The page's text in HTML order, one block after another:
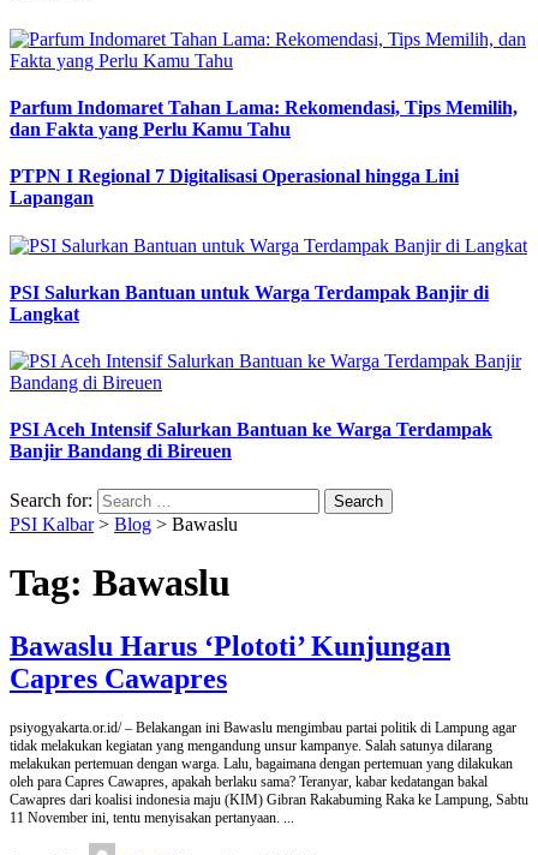
Parfum Indomaret Tahan Lama: Rekomendasi, Tips Memilih,
dan Fakta yang Perlu Kamu Tahu
PTPN I Regional 7 Digitalisasi Operasional hingga Lini
Lapangan
PSI Salurkan Bantuan untuk Warga Terdampak Banjir di
Langkat
PSI Aceh Intensif Salurkan Bantuan ke Warga Terdampak
Banjir Bandang di Bireuen
Search for:
PSI Kalbar> Blog > Bawaslu
Tag: Bawaslu
Bawaslu Harus ‘Plototi’ Kunjungan
Capres Cawapres
psiyogyakarta.or.id/ – Belakangan ini Bawaslu mengimbau partai politik di Lampung agar
tidak melakukan kegiatan yang mengandung unsur kampanye. Salah satunya dilarang
melakukan pertemuan dengan warga. Lalu, bagaimana dengan pertemuan yang dilakukan
oleh para Capres Cawapres, apakah berlaku sama? Teranyar, kabar kedatangan bakal
Cawapres dari koalisi indonesia maju (KIM) Gibran Rakabuming Raka ke Lampung, Sabtu
11 November ini, tentu menyisakan pertanyaan. ...